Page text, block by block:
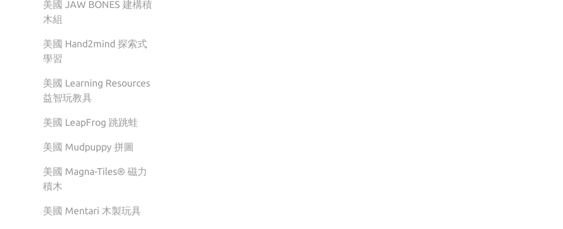
美國 JAW BONES 建構積
木組
美國 Hand2mind 探索式
學習
美國 Learning Resources
益智玩教具
美國 LeapFrog 跳跳蛙
美國 Mudpuppy 拼圖
美國 Magna-Tiles® 磁力
積木
美國 Mentari 木製玩具